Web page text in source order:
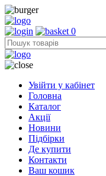
0
Увійти у кабінет
Головна
Каталог
Акції
Новини
Підбірки
Де купити
Контакти
Ваш кошик